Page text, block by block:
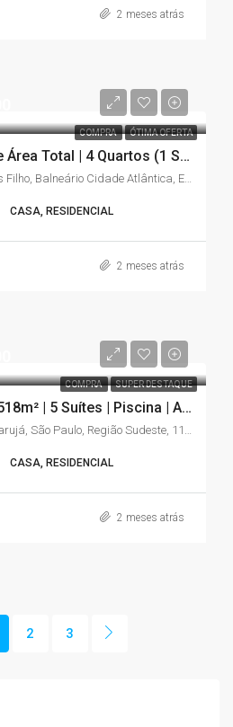
2 meses atrás
COMPRA ÓTIMA OFERTA
Casa com 720m² de Área Total | 4 Quartos (1 Suíte) | Amplo Jardim | Enseada – Guarujá/SP
Rua José Ferreira Canaes Filho, Balneário Cidade Atlântica, Enseada, Guarujá, São Paulo, Região Sudeste, 11440-003, Brasil
CASA, RESIDENCIAL
2 meses atrás
COMPRA SUPER DESTAQUE
Casa Alto Padrão | 518m² | 5 Suítes | Piscina | A 50 Metros da Praia | Enseada – Guarujá/SP
Rua Umari, Enseada, Guarujá, São Paulo, Região Sudeste, 11440-532, Brasil
CASA, RESIDENCIAL
2 meses atrás
2 3